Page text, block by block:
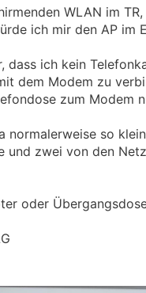
WLAN im
ich mir den AP im
dass ich kein
dem Modem zu
zum Modem
normalerweise so
und zwei von den
oder